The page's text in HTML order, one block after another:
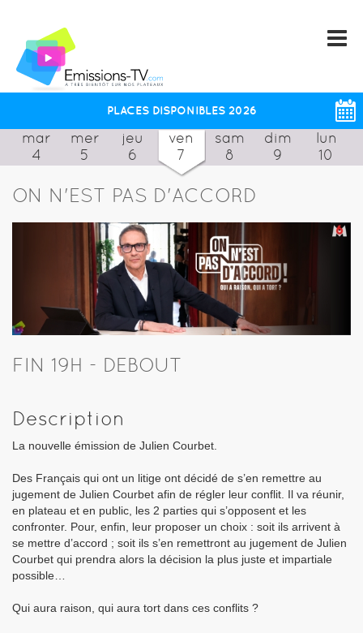
PLACES DISPONIBLES 2026
mar
4
mer
5
jeu
6
ven
7
sam
8
dim
9
lun
10
ON N'EST PAS D'ACCORD
FIN 19H - DEBOUT
Description
La nouvelle émission de Julien Courbet.
Des Français qui ont un litige ont décidé de s’en remettre au
jugement de Julien Courbet afin de régler leur conflit. Il va réunir,
en plateau et en public, les 2 parties qui s’opposent et les
confronter. Pour, enfin, leur proposer un choix : soit ils arrivent à
se mettre d’accord ; soit ils s’en remettront au jugement de Julien
Courbet qui prendra alors la décision la plus juste et impartiale
possible…
Qui aura raison, qui aura tort dans ces conflits ?